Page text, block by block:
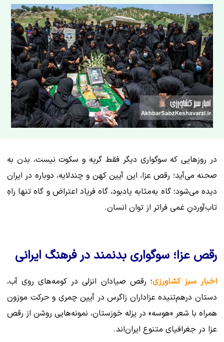
در روزهایی که سوگواری دیگر فقط گریه و سکوت نیست، بدن به
صحنه می‌آید؛ رقص عزا، این آیین کهن و چندلایه، دوباره در ایران
دیده می‌شود؛ گاه به‌مثابه یادبود، گاه فریاد اعتراض و گاه تنها راهِ
تاب‌آوردنِ غمی فراتر از توان انسان.
رقص عزا؛ سوگواری بدنمند در فرهنگ ایرانی
اخبار سبز کشاورزی؛ رقص صیادان انزلی در کومه‌های روی آب،
دستان درهم‌تنیده عزاداران زاگرس در آیین چمری و حرکت موزون
همراه با شعر «هوسه» در یزله خوزستان، نمونه‌هایی روشن از رقص
عزا در جغرافیای متنوع ایران‌اند.